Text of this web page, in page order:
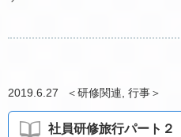
2019.6.27 ＜研修関連, 行事＞
社員研修旅行パート２